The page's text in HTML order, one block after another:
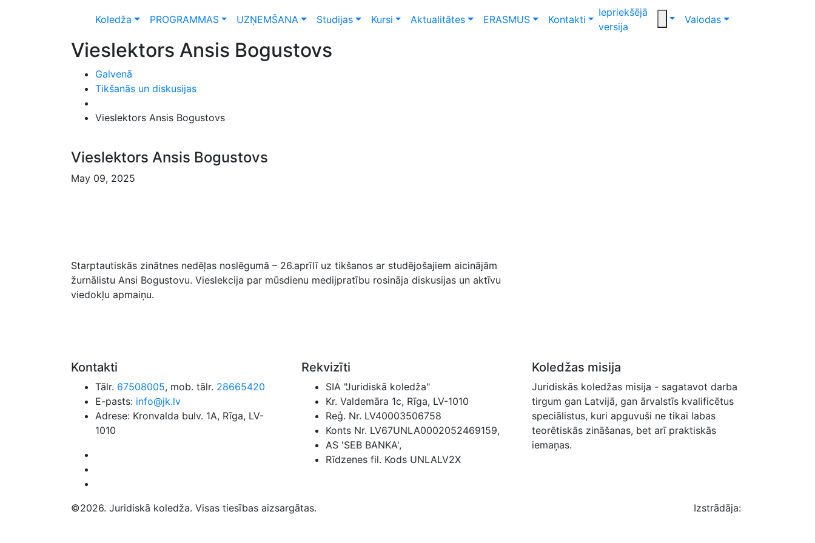
Koledža PROGRAMMAS UZŅEMŠANA Studijas Kursi Aktualitātes ERASMUS Kontakti
Iepriekšējā
versija
Valodas
Vieslektors Ansis Bogustovs
Galvenā
Tikšanās un diskusijas
Vieslektors Ansis Bogustovs
Vieslektors Ansis Bogustovs
May 09, 2025
Starptautiskās zinātnes nedēļas noslēgumā – 26.aprīlī uz tikšanos ar studējošajiem aicinājām
žurnālistu Ansi Bogustovu. Vieslekcija par mūsdienu medijpratību rosināja diskusijas un aktīvu
viedokļu apmaiņu.
Kontakti
Tālr. 67508005, mob. tālr. 28665420
E-pasts: info@jk.lv
Adrese: Kronvalda bulv. 1A, Rīga, LV-
1010
Rekvizīti
SIA "Juridiskā koledža"
Kr. Valdemāra 1c, Rīga, LV-1010
Reģ. Nr. LV40003506758
Konts Nr. LV67UNLA0002052469159,
AS 'SEB BANKA',
Rīdzenes fil. Kods UNLALV2X
Koledžas misija
Juridiskās koledžas misija - sagatavot darba
tirgum gan Latvijā, gan ārvalstīs kvalificētus
speciālistus, kuri apguvuši ne tikai labas
teorētiskās zināšanas, bet arī praktiskās
iemaņas.
©2026. Juridiskā koledža. Visas tiesības aizsargātas. Izstrādāja: